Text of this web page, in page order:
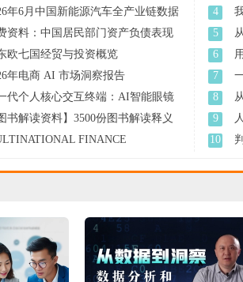
年6月中国新能源汽车全产业链数据
资料：中国居民部门资产负债表现
欧七国经贸与投资概览
年电商 AI 市场洞察报告
代个人核心交互终端：AI智能眼镜
... 书解读资料】3500份图书解读释义
FINANCE
4
5
6
7
8
9
10